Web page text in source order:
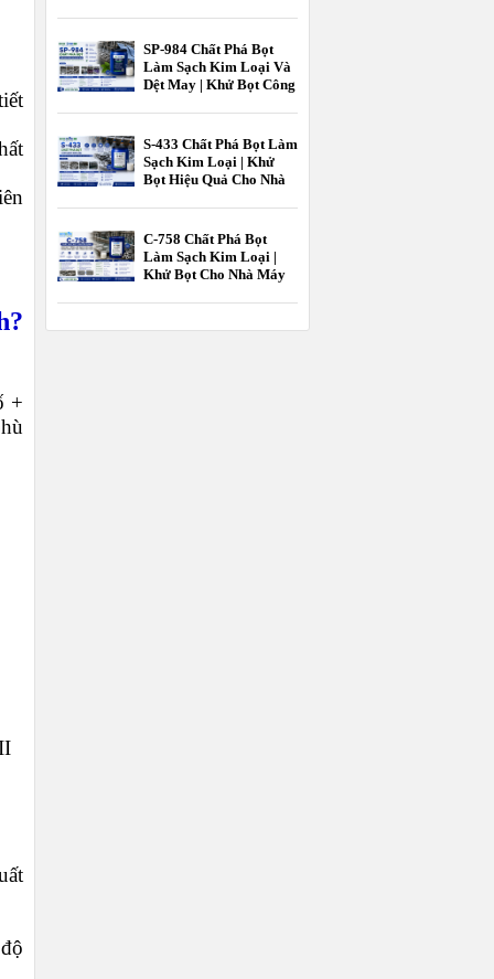
+
SP-984 Chất Phá Bọt
Làm Sạch Kim Loại Và
Dệt May | Khử Bọt Công
S-433 Chất Phá Bọt Làm
Sạch Kim Loại | Khử
Bọt Hiệu Quả Cho Nhà
C-758 Chất Phá Bọt
Làm Sạch Kim Loại |
Khử Bọt Cho Nhà Máy